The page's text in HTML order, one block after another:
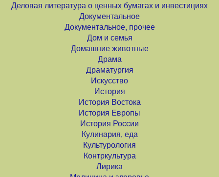
Деловая литература о ценных бумагах и инвестициях
Документальное
Документальное, прочее
Дом и семья
Домашние животные
Драма
Драматургия
Искусство
История
История Востока
История Европы
История России
Кулинария, еда
Культурология
Контркультура
Лирика